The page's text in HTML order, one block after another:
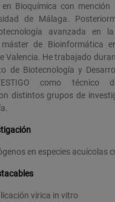
Bioquímica con mención
de Málaga.
avanzada en
de Bioinformática
Valencia. He trabajado
de Biotecnología y
como técnico
distintos grupos de
en especies acuícolas
vírica in vitro